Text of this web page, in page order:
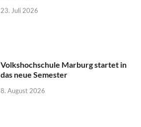
23. Juli 2026
Volkshochschule Marburg startet in
das neue Semester
8. August 2026